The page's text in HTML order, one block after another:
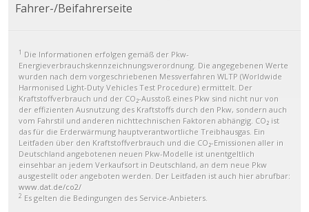
Fahrer-/Beifahrerseite
1 Die Informationen erfolgen gemäß der Pkw-
Energieverbrauchskennzeichnungsverordnung. Die angegebenen Werte
wurden nach dem vorgeschriebenen Messverfahren WLTP (Worldwide
Harmonised Light-Duty Vehicles Test Procedure) ermittelt. Der
Kraftstoffverbrauch und der CO₂-Ausstoß eines Pkw sind nicht nur von
der effizienten Ausnutzung des Kraftstoffs durch den Pkw, sondern auch
vom Fahrstil und anderen nichttechnischen Faktoren abhängig. CO₂ ist
das für die Erderwärmung hauptverantwortliche Treibhausgas. Ein
Leitfaden über den Kraftstoffverbrauch und die CO₂-Emissionen aller in
Deutschland angebotenen neuen Pkw-Modelle ist unentgeltlich
einsehbar an jedem Verkaufsort in Deutschland, an dem neue Pkw
ausgestellt oder angeboten werden. Der Leitfaden ist auch hier abrufbar:
www.dat.de/co2/
2 Es gelten die Bedingungen des Service-Anbieters.